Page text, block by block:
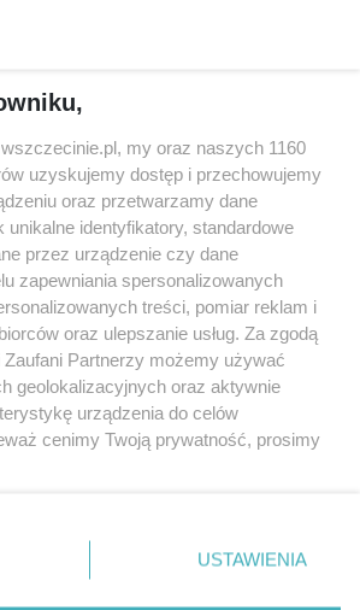
Specjalny koncert z okazji
20. urodzin portalu
wSzczecinie.pl
Regulamin konkursów
śniadaniówka "Hej
Szczecin! Jest piątek!"
my oraz naszych 1160
uzyskujemy dostęp i przechowujemy
oraz przetwarzamy dane
unikalne identyfikatory, standardowe
przez urządzenie czy dane
zapewniania spersonalizowanych
treści, pomiar reklam i
oraz ulepszanie usług. Za zgodą
Partnerzy możemy używać
geolokalizacyjnych oraz aktywnie
urządzenia do celów
cenimy Twoją prywatność, prosimy
się w lewym dolnym rogu strony
przetwarzania danych nie wymagają
USTAWIENIA